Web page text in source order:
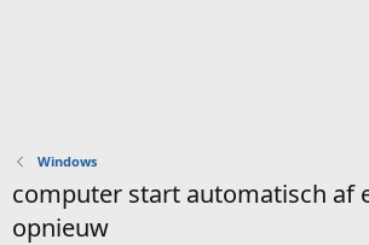
Windows
computer start automatisch af
opnieuw